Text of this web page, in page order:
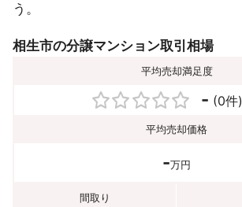
う。
相生市の分譲マンション取引相場
平均売却満足度
- (0件)
平均売却価格
-万円
間取り